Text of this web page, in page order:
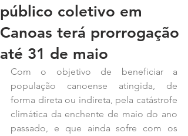
público coletivo em
Canoas terá prorrogação
até 31 de maio
Com o objetivo de beneficiar a
população canoense atingida, de
forma direta ou indireta, pela catástrofe
climática da enchente de maio do ano
passado, e que ainda sofre com os